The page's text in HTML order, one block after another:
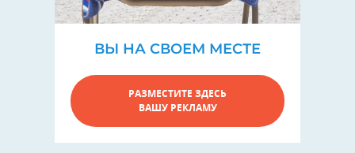
ВЫ НА СВОЕМ МЕСТЕ
РАЗМЕСТИТЕ ЗДЕСЬ
ВАШУ РЕКЛАМУ